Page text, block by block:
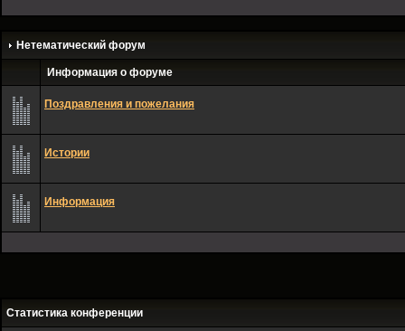
Нетематический форум
Информация о форуме
Поздравления и пожелания
Истории
Информация
Статистика конференции